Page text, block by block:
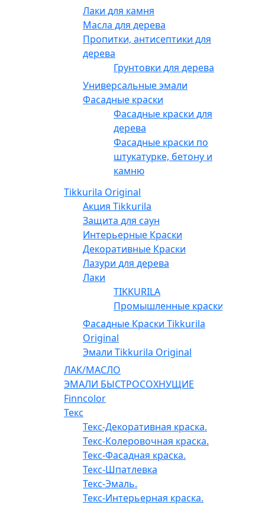
Лаки для камня
Масла для дерева
Пропитки, антисептики для
дерева
Грунтовки для дерева
Универсальные эмали
Фасадные краски
Фасадные краски для
дерева
Фасадные краски по
штукатурке, бетону и
камню
Tikkurila Original
Акция Tikkurila
Защита для саун
Интерьерные Краски
Декоративные Краски
Лазури для дерева
Лаки
TIKKURILA
Промышленные краски
Фасадные Краски Tikkurila
Original
Эмали Tikkurila Original
ЛАК/МАСЛО
ЭМАЛИ БЫСТРОСОХНУЩИЕ
Finncolor
Текс
Текс-Декоративная краска.
Текс-Колеровочная краска.
Текс-Фасадная краска.
Текс-Шпатлевка
Текс-Эмаль.
Текс-Интерьерная краска.